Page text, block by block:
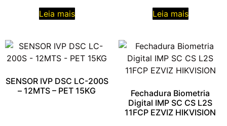
Leia mais Leia mais
SENSOR IVP DSC LC-200S
– 12MTS – PET 15KG
Fechadura Biometria
Digital IMP SC CS L2S
11FCP EZVIZ HIKVISION